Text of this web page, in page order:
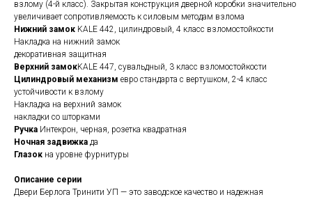
взлому (4-й класс). Закрытая конструкция дверной коробки значительно
увеличивает сопротивляемость к силовым методам взлома
Нижний замок KALE 442, цилиндровый, 4 класс взломостойкости
Накладка на нижний замок
декоративная защитная
Верхний замокKALE 447, сувальдный, 3 класс взломостойкости
Цилиндровый механизм евро стандарта с вертушком, 2-4 класс
устойчивости к взлому
Накладка на верхний замок
накладки со шторками
Ручка Интекрон, черная, розетка квадратная
Ночная задвижка да
Глазок на уровне фурнитуры
Описание серии
Двери Берлога Тринити УП — это заводское качество и надежная